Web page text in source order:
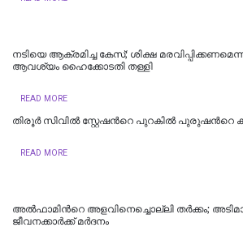
നടിയെ ആക്രമിച്ച കേസ്; ശിക്ഷ
ആവശ്യം ഹൈക്കോടതി തള്ളി
READ MORE
തിരൂർ സിവിൽ സ്റ്റേഷന്‍റെ പുറകിൽ പുരുഷന്‍റെ
READ MORE
അൽഫാമിന്‍റെ അളവിനെച്ചൊല്ലി തർക്കം;
ജീവനക്കാര്‍ക്ക് മര്‍ദനം